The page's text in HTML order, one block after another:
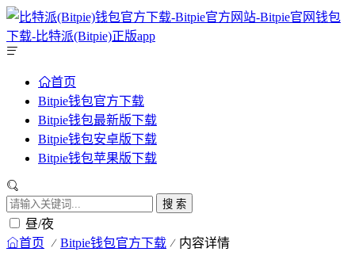
首页
Bitpie钱包官方下载
Bitpie钱包最新版下载
Bitpie钱包安卓版下载
Bitpie钱包苹果版下载
搜 索
昼/夜
首页 Bitpie钱包官方下载 内容详情